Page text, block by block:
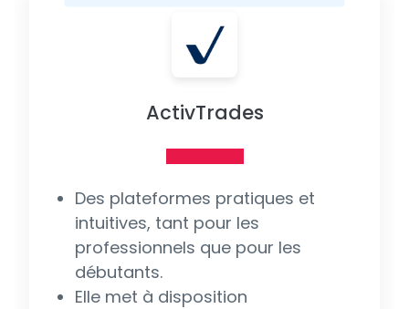
ActivTrades
Des plateformes pratiques et
intuitives, tant pour les
professionnels que pour les
débutants.
Elle met à disposition